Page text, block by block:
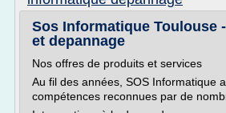
Sos Informatique Toulouse
et depannage
Nos offres de produits et services
Au fil des années, SOS Informatique
compétences reconnues par de